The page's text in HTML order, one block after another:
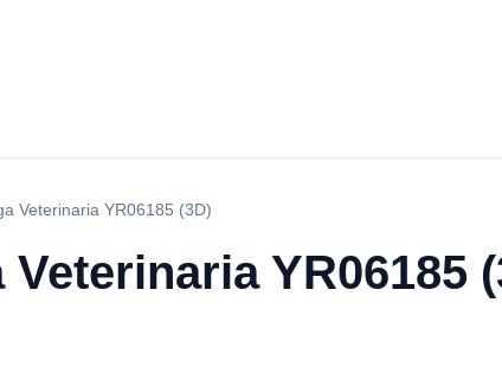
Veterinaria YR06185 (3D)
YR06185